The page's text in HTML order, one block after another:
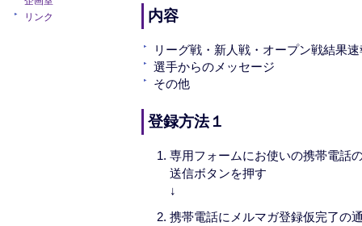
リンク
内容
リーグ戦・新人戦・オープン戦結果速
選手からのメッセージ
その他
登録方法１
専用フォームにお使いの携帯電話
送信ボタンを押す
↓
携帯電話にメルマガ登録仮完了の